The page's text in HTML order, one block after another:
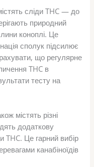
сліди THC — до
природний
коноплі. Це
сполук підсилює
що регулярне
THC в
тесту на
містять різні
додаткову
THC. Це гарний вибір
канабіноїдів